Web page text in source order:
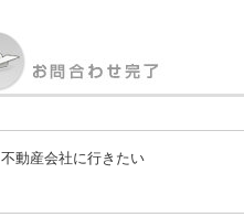
不動産会社に行きたい